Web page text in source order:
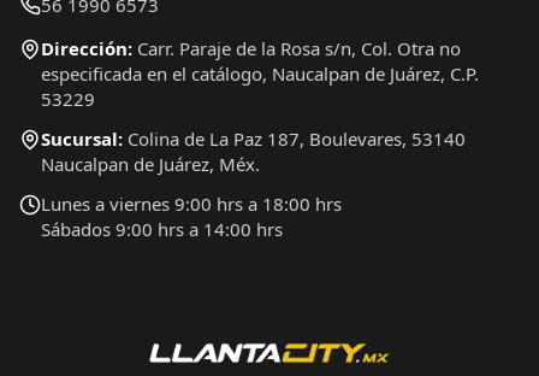
56 1990 6573
Dirección: Carr. Paraje de la Rosa s/n, Col. Otra no
especificada en el catálogo, Naucalpan de Juárez, C.P.
53229
Sucursal: Colina de La Paz 187, Boulevares, 53140
Naucalpan de Juárez, Méx.
Lunes a viernes 9:00 hrs a 18:00 hrs
Sábados 9:00 hrs a 14:00 hrs